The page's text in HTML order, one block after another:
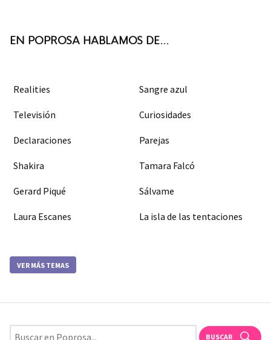
EN POPROSA HABLAMOS DE...
Realities Sangre azul
Televisión Curiosidades
Declaraciones Parejas
Shakira Tamara Falcó
Gerard Piqué Sálvame
Laura Escanes La isla de las tentaciones
VER MÁS TEMAS
BUSCAR